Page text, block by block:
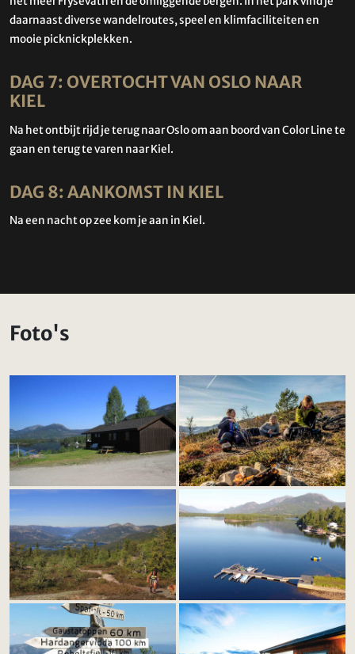
daarnaast diverse wandelroutes, speel en klimfaciliteiten en
mooie picknickplekken.
DAG 7: OVERTOCHT VAN OSLO NAAR
KIEL
Na het ontbijt rijd je terug naar Oslo om aan boord van Color Line te
gaan en terug te varen naar Kiel.
DAG 8: AANKOMST IN KIEL
Na een nacht op zee kom je aan in Kiel.
Foto's